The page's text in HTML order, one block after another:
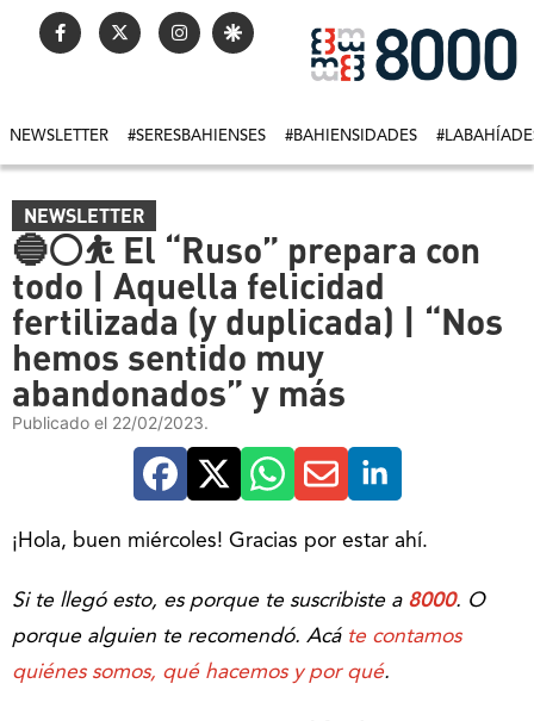
NEWSLETTER #SERESBAHIENSES #BAHIENSIDADES
NEWSLETTER
🔵⚪️⛹ El “Ruso” prepara con
todo | Aquella felicidad
fertilizada (y duplicada) | “Nos
hemos sentido muy
abandonados” y más
Publicado el 22/02/2023.
¡Hola, buen miércoles! Gracias por estar ahí.
Si te llegó esto, es porque te suscribiste a 8000. O
porque alguien te recomendó. Acáte contamos
quiénes somos, qué hacemos y por qué.